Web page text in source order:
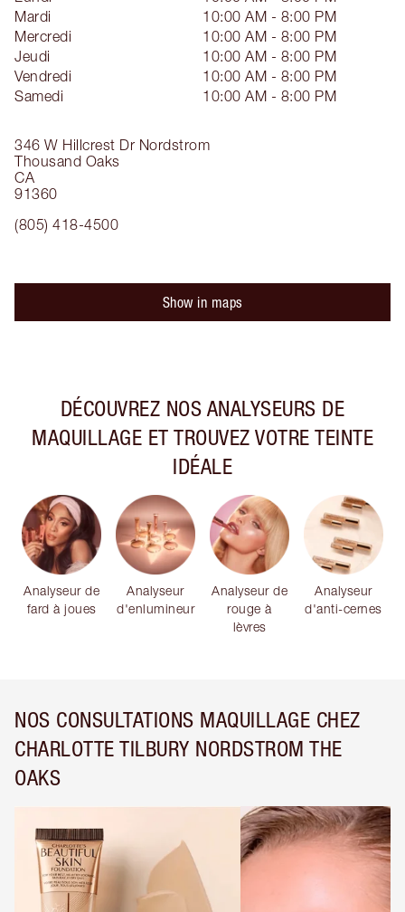
346 W Hillcrest Dr Nordstrom
Thousand Oaks
CA
91360
(805) 418-4500
Mardi
10:00 AM - 8:00 PM
Mercredi
10:00 AM - 8:00 PM
Jeudi
10:00 AM - 8:00 PM
Vendredi
10:00 AM - 8:00 PM
Samedi
10:00 AM - 8:00 PM
Show in maps
DÉCOUVREZ NOS ANALYSEURS DE
MAQUILLAGE ET TROUVEZ VOTRE TEINTE
IDÉALE
Analyseur de
fard à joues
Analyseur
d'enlumineur
Analyseur de
rouge à
lèvres
Analyseur
d'anti-cernes
NOS CONSULTATIONS MAQUILLAGE CHEZ
CHARLOTTE TILBURY NORDSTROM THE
OAKS